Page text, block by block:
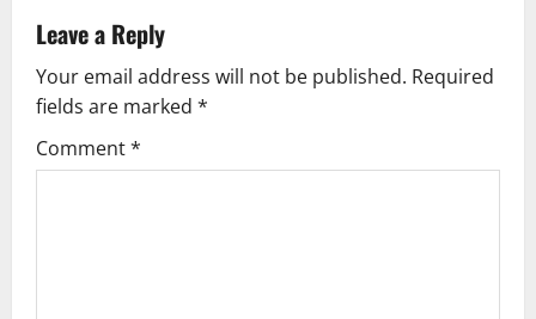
v
i
g
Leave a Reply
Your email address will not be published. Required
fields are marked *
Comment*